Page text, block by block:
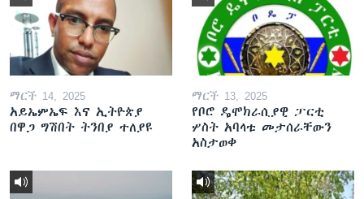
ማርች 14, 2025
አይኤምኤፍ እና ኢትዮጵያ
በዋጋ ግሽበት ትንበያ ተለያዩ
ማርች 13, 2025
የቦሮ ዴሞክራሲያዊ ፓርቲ
ሦስት አባላቱ መታሰራቸውን
አስታወቀ